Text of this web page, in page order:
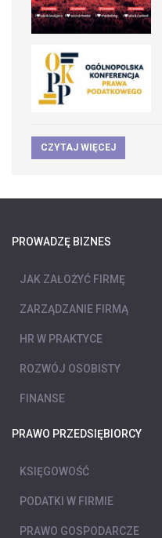
CZYTAJ WIĘCEJ
PROWADZĘ BIZNES
JAK ZAŁOŻYĆ FIRMĘ
ZARZĄDZANIE FIRMĄ
HR W PRAKTYCE
ROZWÓJ OSOBISTY
FINANSE
PRAWO PRZEDSIĘBIORCY
KSIĘGOWOŚĆ
PODATKI W FIRMIE
PRAWO GOSPODARCZE